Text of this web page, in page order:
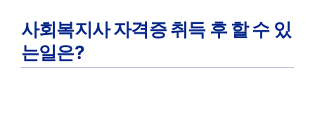
사회복지사 자격증 취득 후 할 수 있
는일은?